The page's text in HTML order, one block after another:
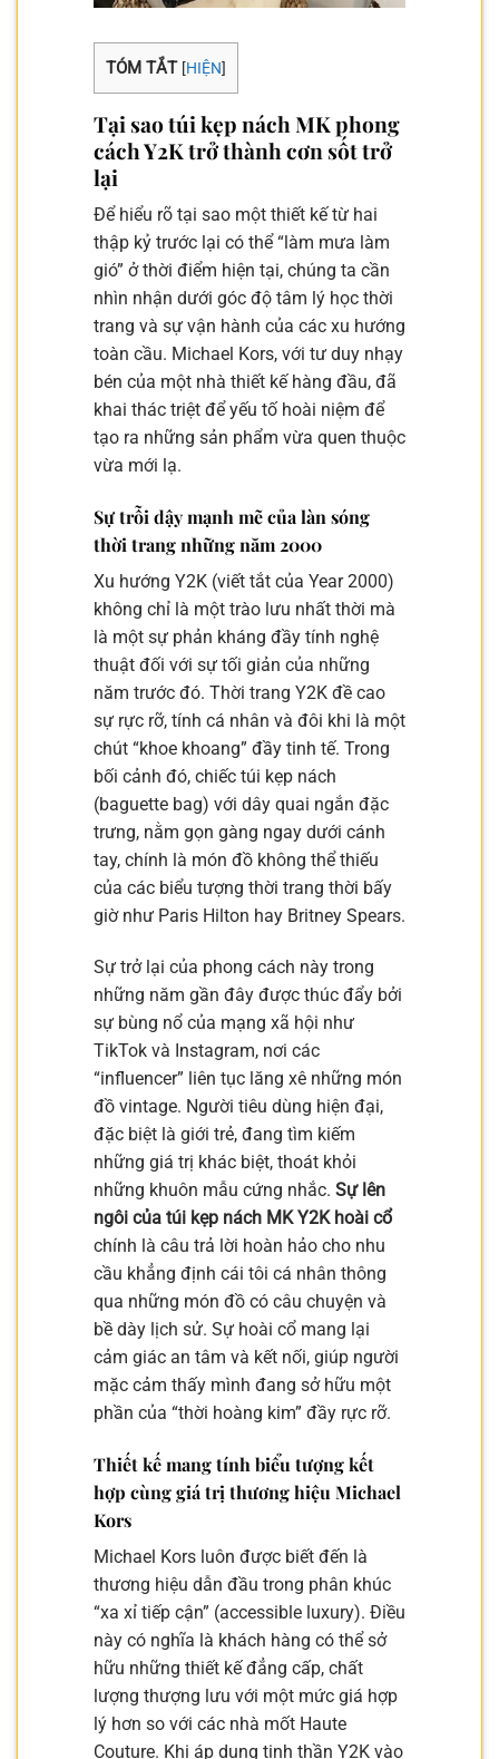
TÓM TẮT [HIỆN]
Tại sao túi kẹp nách MK phong
cách Y2K trở thành cơn sốt trở
lại
Để hiểu rõ tại sao một thiết kế từ hai
thập kỷ trước lại có thể “làm mưa làm
gió” ở thời điểm hiện tại, chúng ta cần
nhìn nhận dưới góc độ tâm lý học thời
trang và sự vận hành của các xu hướng
toàn cầu. Michael Kors, với tư duy nhạy
bén của một nhà thiết kế hàng đầu, đã
khai thác triệt để yếu tố hoài niệm để
tạo ra những sản phẩm vừa quen thuộc
vừa mới lạ.
Sự trỗi dậy mạnh mẽ của làn sóng
thời trang những năm 2000
Xu hướng Y2K (viết tắt của Year 2000)
không chỉ là một trào lưu nhất thời mà
là một sự phản kháng đầy tính nghệ
thuật đối với sự tối giản của những
năm trước đó. Thời trang Y2K đề cao
sự rực rỡ, tính cá nhân và đôi khi là một
chút “khoe khoang” đầy tinh tế. Trong
bối cảnh đó, chiếc túi kẹp nách
(baguette bag) với dây quai ngắn đặc
trưng, nằm gọn gàng ngay dưới cánh
tay, chính là món đồ không thể thiếu
của các biểu tượng thời trang thời bấy
giờ như Paris Hilton hay Britney Spears.
Sự trở lại của phong cách này trong
những năm gần đây được thúc đẩy bởi
sự bùng nổ của mạng xã hội như
TikTok và Instagram, nơi các
“influencer” liên tục lăng xê những món
đồ vintage. Người tiêu dùng hiện đại,
đặc biệt là giới trẻ, đang tìm kiếm
những giá trị khác biệt, thoát khỏi
những khuôn mẫu cứng nhắc. Sự lên
ngôi của túi kẹp nách MK Y2K hoài cổ
chính là câu trả lời hoàn hảo cho nhu
cầu khẳng định cái tôi cá nhân thông
qua những món đồ có câu chuyện và
bề dày lịch sử. Sự hoài cổ mang lại
cảm giác an tâm và kết nối, giúp người
mặc cảm thấy mình đang sở hữu một
phần của “thời hoàng kim” đầy rực rỡ.
Thiết kế mang tính biểu tượng kết
hợp cùng giá trị thương hiệu Michael
Kors
Michael Kors luôn được biết đến là
thương hiệu dẫn đầu trong phân khúc
“xa xỉ tiếp cận” (accessible luxury). Điều
này có nghĩa là khách hàng có thể sở
hữu những thiết kế đẳng cấp, chất
lượng thượng lưu với một mức giá hợp
lý hơn so với các nhà mốt Haute
Couture. Khi áp dụng tinh thần Y2K vào